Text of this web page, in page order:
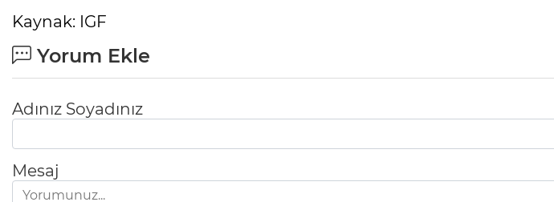
Kaynak: IGF
Yorum Ekle
Adınız Soyadınız
Mesaj